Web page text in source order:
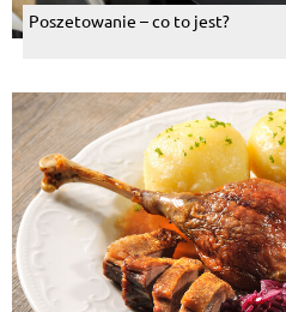
Poszetowanie – co to jest?